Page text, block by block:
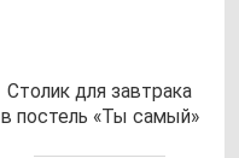
Сто­лик для зав­тра­ка
в пос­тель «Ты са­мый»